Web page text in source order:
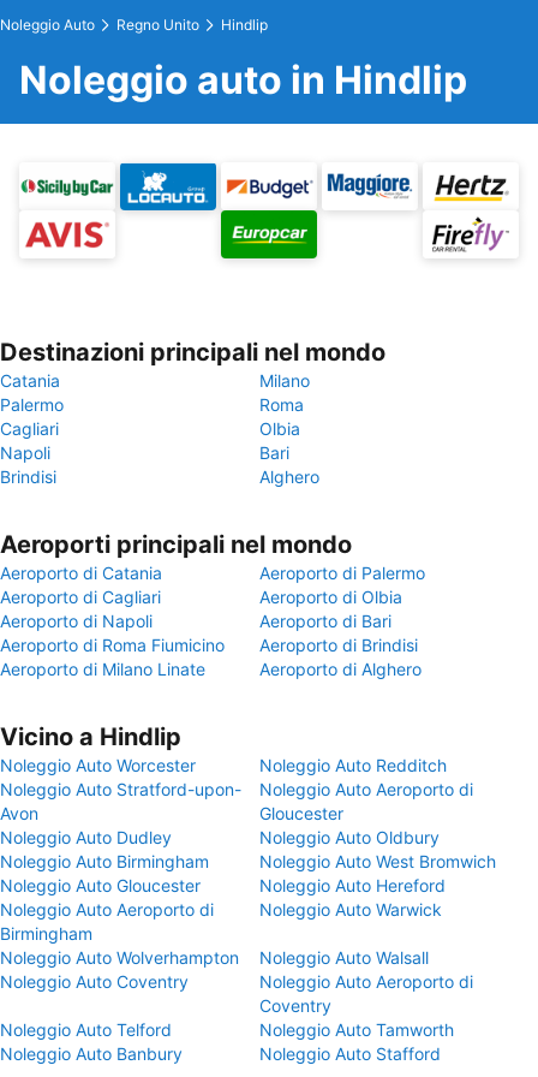
Noleggio Auto Regno Unito Hindlip
Noleggio auto in Hindlip
Destinazioni principali nel mondo
Catania
Milano
Palermo
Roma
Cagliari
Olbia
Napoli
Bari
Brindisi
Alghero
Aeroporti principali nel mondo
Aeroporto di Catania
Aeroporto di Palermo
Aeroporto di Cagliari
Aeroporto di Olbia
Aeroporto di Napoli
Aeroporto di Bari
Aeroporto di Roma Fiumicino
Aeroporto di Brindisi
Aeroporto di Milano Linate
Aeroporto di Alghero
Vicino a Hindlip
Noleggio Auto Worcester
Noleggio Auto Redditch
Noleggio Auto Stratford-upon-
Avon
Noleggio Auto Aeroporto di
Gloucester
Noleggio Auto Dudley
Noleggio Auto Oldbury
Noleggio Auto Birmingham
Noleggio Auto West Bromwich
Noleggio Auto Gloucester
Noleggio Auto Hereford
Noleggio Auto Aeroporto di
Birmingham
Noleggio Auto Warwick
Noleggio Auto Wolverhampton
Noleggio Auto Walsall
Noleggio Auto Coventry
Noleggio Auto Aeroporto di
Coventry
Noleggio Auto Telford
Noleggio Auto Tamworth
Noleggio Auto Banbury
Noleggio Auto Stafford